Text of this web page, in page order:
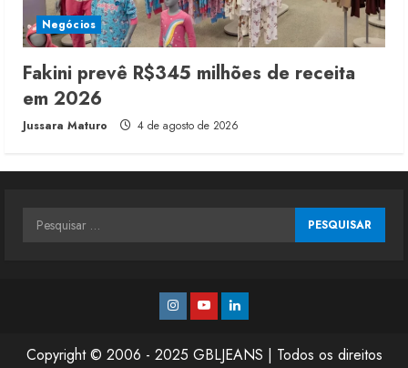
Negócios
Fakini prevê R$345 milhões de receita
em 2026
Jussara Maturo 4 de agosto de 2026
Pesquisar
Instagram
YoutubeLinkedin
Copyright © 2006 - 2025 GBLJEANS | Todos os direitos